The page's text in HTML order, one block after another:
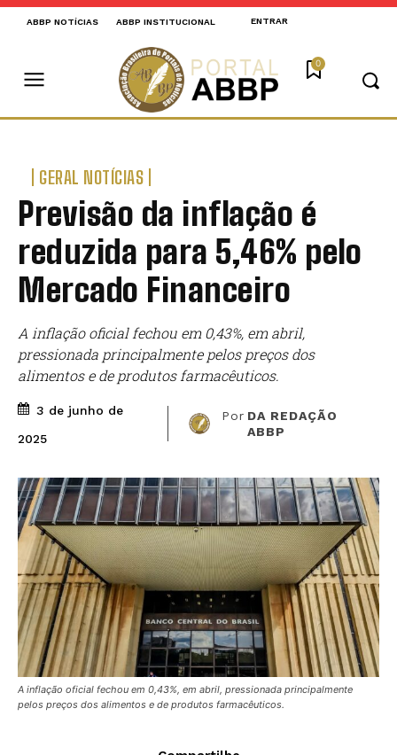
ABBP NOTÍCIAS ABBP INSTITUCIONAL ENTRAR
0
GERAL NOTÍCIAS
Previsão da inflação é
reduzida para 5,46% pelo
Mercado Financeiro
A inflação oficial fechou em 0,43%, em abril,
pressionada principalmente pelos preços dos
alimentos e de produtos farmacêuticos.
3 de junho de
2025
Por DA REDAÇÃO
ABBP
A inflação oficial fechou em 0,43%, em abril, pressionada principalmente
pelos preços dos alimentos e de produtos farmacêuticos.